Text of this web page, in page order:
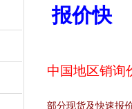
报价快
中国地区销询
部分现货及快速报